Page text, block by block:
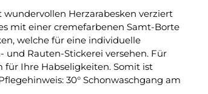
Herzarabesken verziert
mit einer cremefarbenen Samt-Borte
welche für eine individuelle
Rauten-Stickerei versehen. Für
für Ihre Habseligkeiten. Somit ist
30° Schonwaschgang am